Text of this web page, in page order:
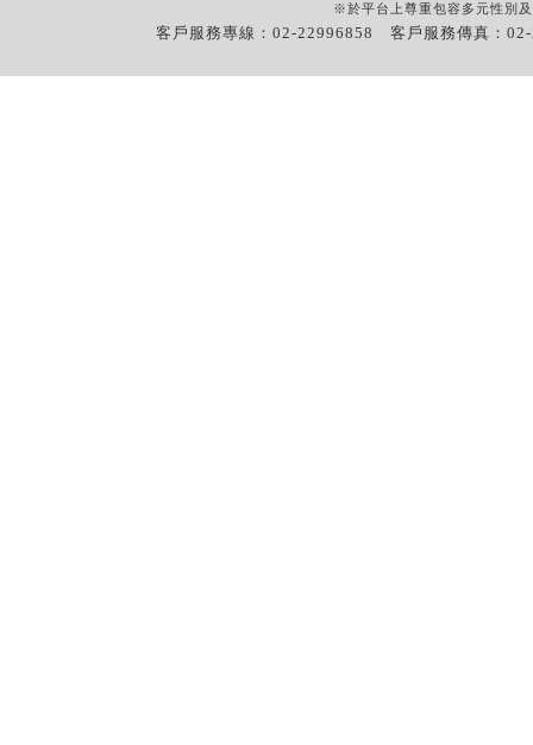
※於平台上尊重包容多元性別
客戶服務專線：02-22996858 客戶服務傳真：